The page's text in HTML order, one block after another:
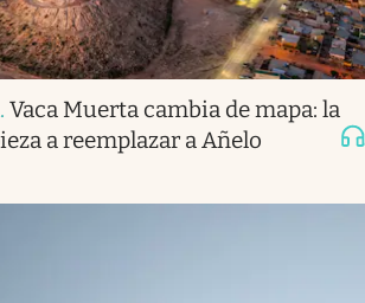
. Vaca Muerta cambia de mapa: la
a reemplazar a Añelo